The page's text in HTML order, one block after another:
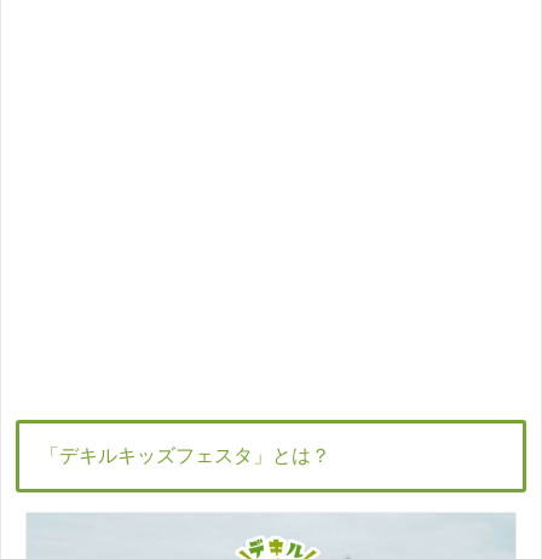
「デキルキッズフェスタ」とは？